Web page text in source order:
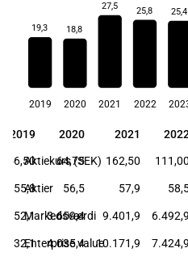
19,3 18,8
27,5 25,8 25,4
2019 2020 2021 2022
2019 2020 2021
2019 2020 2021 2022
Aktiekurs (SEK)
56,50 64,75 162,50 111,00
Aktier
55,8 56,5 57,9
Markedsværdi
3.659,4 9.401,9 6.492,9
Enterprise value
4.035,4 10.171,9 7.424,9